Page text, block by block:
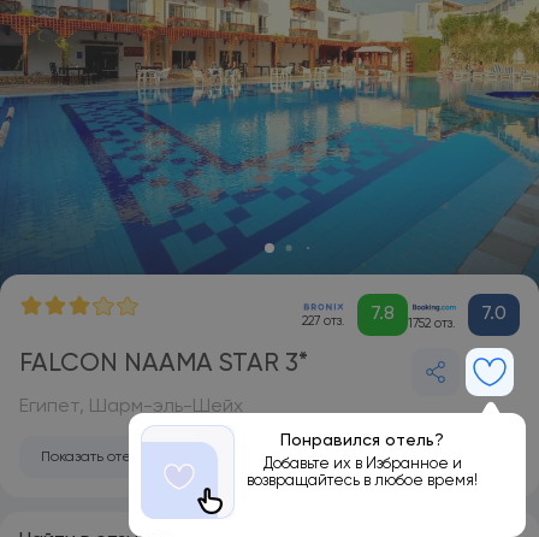
227 отз. 7.8 1752 отз. 7.0
FALCON NAAMA STAR 3*
Понравился отель?
Добавьте их в Избранное и
возвращайтесь в любое время!
Египет, Шарм-эль-Шейх
Показать отель на карте